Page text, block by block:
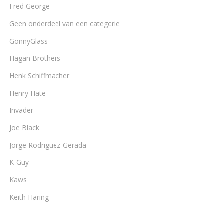
Fred George
Geen onderdeel van een categorie
GonnyGlass
Hagan Brothers
Henk Schiffmacher
Henry Hate
Invader
Joe Black
Jorge Rodriguez-Gerada
K-Guy
Kaws
Keith Haring